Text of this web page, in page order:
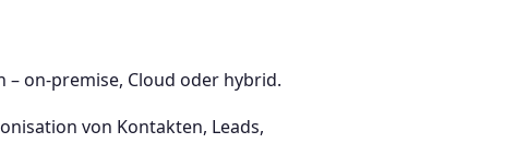
on-premise, Cloud oder hybrid.
von Kontakten, Leads,